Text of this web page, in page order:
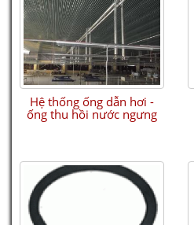
Hệ thống ống dẫn hơi -
ống thu hồi nước ngưng